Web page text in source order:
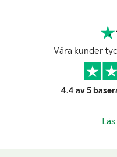
Våra kunder
4.4 av 5